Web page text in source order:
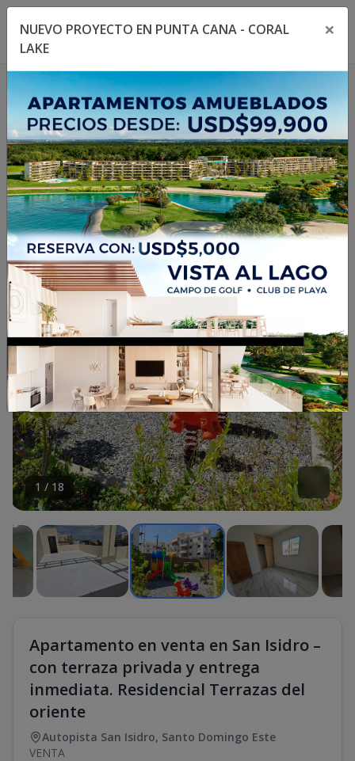
Toggle navigation menu
1 / 18
Apartamento en venta en San Isidro –
con terraza privada y entrega
inmediata. Residencial Terrazas del
oriente
Autopista San Isidro, Santo Domingo Este
VENTA
NUEVO PROYECTO EN PUNTA CANA - CORAL
LAKE
×